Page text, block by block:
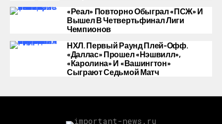
«Реал» Повторно Обыграл «ПСЖ» И
Вышел В Четвертьфинал Лиги
Чемпионов
НХЛ. Первый Раунд Плей-Офф.
«Даллас» Прошел «Нэшвилл»,
«Каролина» И «Вашингтон»
Сыграют Седьмой Матч